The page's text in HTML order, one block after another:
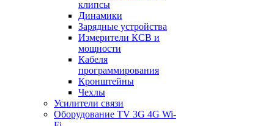
клипсы
Динамики
Зарядные устройства
Измерители КСВ и
мощности
Кабеля
программирования
Кронштейны
Чехлы
Усилители связи
Оборудование TV 3G 4G Wi-